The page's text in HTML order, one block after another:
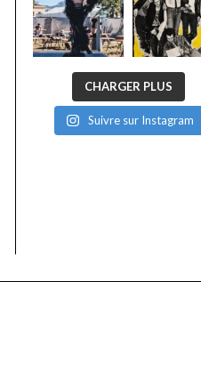
CHARGER PLUS
Suivre sur Instagram